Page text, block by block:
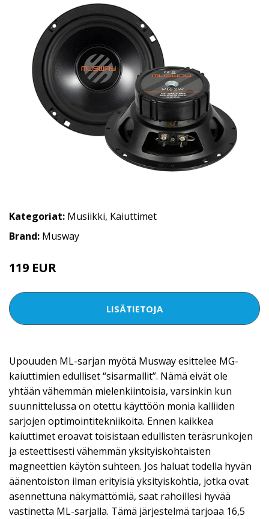
Kategoriat: Musiikki, Kaiuttimet
Brand: Musway
119 EUR
LISÄTIETOJA
Upouuden ML-sarjan myötä Musway esittelee MG-
kaiuttimien edulliset “sisarmallit”. Nämä eivät ole
yhtään vähemmän mielenkiintoisia, varsinkin kun
suunnittelussa on otettu käyttöön monia kalliiden
sarjojen optimointitekniikoita. Ennen kaikkea
kaiuttimet eroavat toisistaan edullisten teräsrunkojen
ja esteettisesti vähemmän yksityiskohtaisten
magneettien käytön suhteen. Jos haluat todella hyvän
äänentoiston ilman erityisiä yksityiskohtia, jotka ovat
asennettuna näkymättömiä, saat rahoillesi hyvää
vastinetta ML-sarjalla. Tämä järjestelmä tarjoaa 16,5